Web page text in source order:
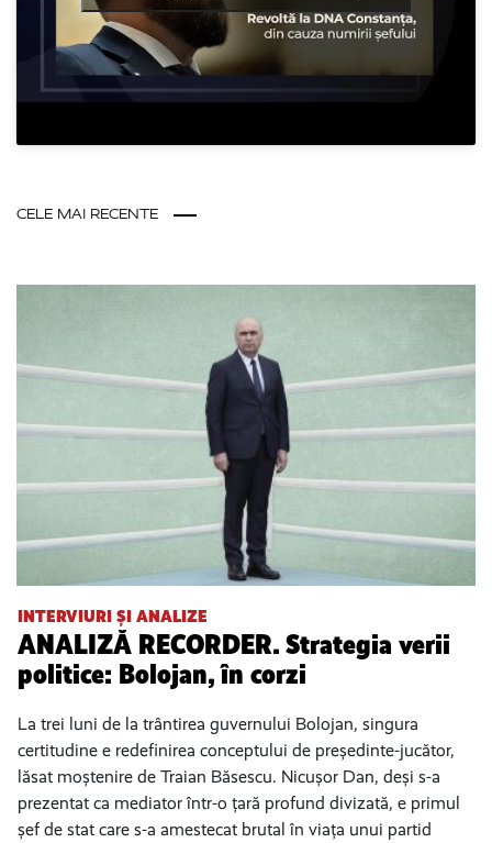
CELE MAI RECENTE
INTERVIURI ȘI ANALIZE
ANALIZĂ RECORDER. Strategia verii
politice: Bolojan, în corzi
La trei luni de la trântirea guvernului Bolojan, singura
certitudine e redefinirea conceptului de președinte-jucător,
lăsat moștenire de Traian Băsescu. Nicușor Dan, deși s-a
prezentat ca mediator într-o țară profund divizată, e primul
șef de stat care s-a amestecat brutal în viața unui partid